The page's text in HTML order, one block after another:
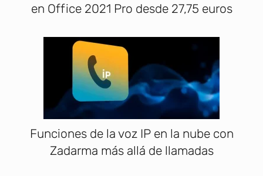
en Office 2021 Pro desde 27,75 euros
Funciones de la voz IP en la nube con
Zadarma más allá de llamadas